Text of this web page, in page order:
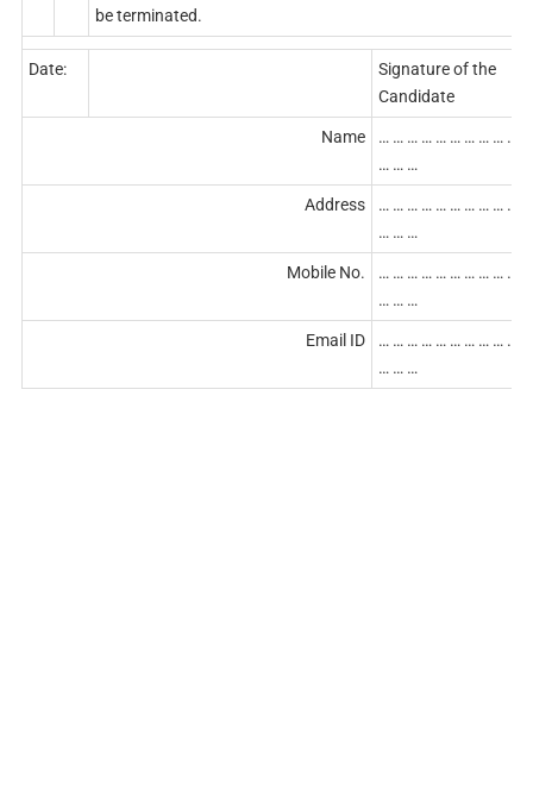
be terminated.
Date:
Signature of the
Candidate
Name
… … … … … … … … … … …
… … …
Address
… … … … … … … … … … …
… … …
Mobile No.
… … … … … … … … … … …
… … …
Email ID
… … … … … … … … … … …
… … …